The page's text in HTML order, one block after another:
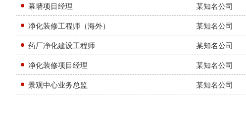
幕墙项目经理
某知名公司
净化装修工程师（海外）
某知名公司
药厂净化建设工程师
某知名公司
净化装修项目经理
某知名公司
景观中心业务总监
某知名公司